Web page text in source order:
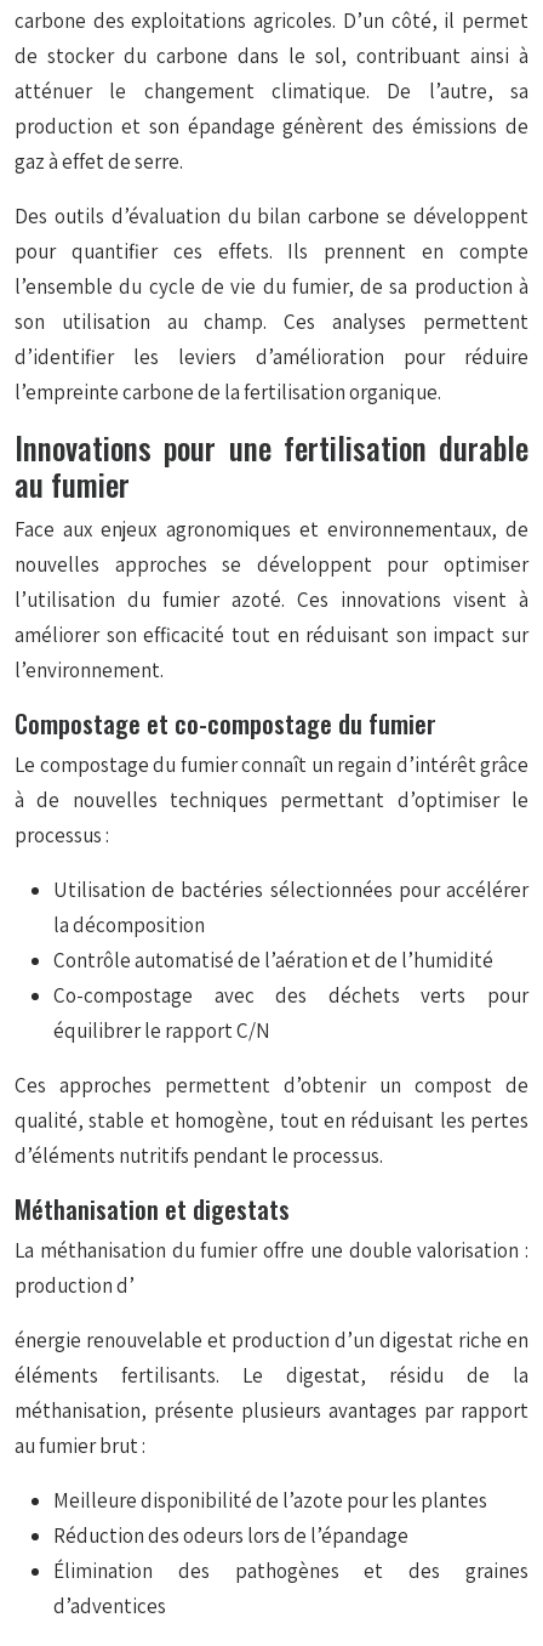
carbone des exploitations agricoles. D’un côté, il permet
de stocker du carbone dans le sol, contribuant ainsi à
atténuer le changement climatique. De l’autre, sa
production et son épandage génèrent des émissions de
gaz à effet de serre.
Des outils d’évaluation du bilan carbone se développent
pour quantifier ces effets. Ils prennent en compte
l’ensemble du cycle de vie du fumier, de sa production à
son utilisation au champ. Ces analyses permettent
d’identifier les leviers d’amélioration pour réduire
l’empreinte carbone de la fertilisation organique.
Innovations pour une fertilisation durable
au fumier
Face aux enjeux agronomiques et environnementaux, de
nouvelles approches se développent pour optimiser
l’utilisation du fumier azoté. Ces innovations visent à
améliorer son efficacité tout en réduisant son impact sur
l’environnement.
Compostage et co-compostage du fumier
Le compostagedu fumier connaît un regain d’intérêt grâce
à de nouvelles techniques permettant d’optimiser le
processus :
Utilisation de bactéries sélectionnées pour accélérer
la décomposition
Contrôle automatisé de l’aération et de l’humidité
Co-compostage avec des déchets verts pour
équilibrer le rapport C/N
Ces approches permettent d’obtenir un compost de
qualité, stable et homogène, tout en réduisant les pertes
d’éléments nutritifs pendant le processus.
Méthanisation et digestats
La méthanisation du fumier offre une double valorisation :
production d’
énergie renouvelable et production d’un digestat riche en
éléments fertilisants. Le digestat, résidu de la
méthanisation, présente plusieurs avantages par rapport
au fumier brut :
Meilleure disponibilité de l’azote pour les plantes
Réduction des odeurs lors de l’épandage
Élimination des pathogènes et des graines
d’adventices